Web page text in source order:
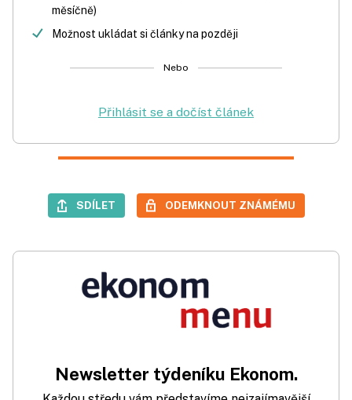
měsíčně)
Možnost ukládat si články na později
Nebo
Přihlásit se a dočíst článek
SDÍLET ODEMKNOUT ZNÁMÉMU
Newsletter týdeníku Ekonom.